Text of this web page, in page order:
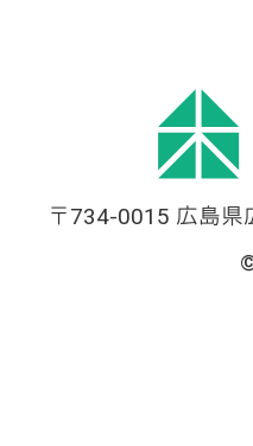
〒734-0015 広島